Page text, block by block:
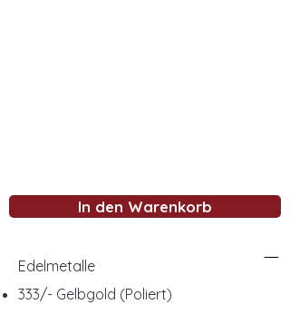
In den Warenkorb
Edelmetalle
333/- Gelbgold (Poliert)